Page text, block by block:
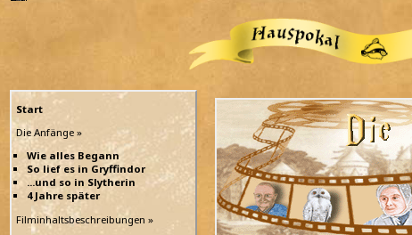
Start
Die Anfänge »
Wie alles Begann
So lief es in Gryffindor
...und so in Slytherin
4 Jahre später
Filminhaltsbeschreibungen »